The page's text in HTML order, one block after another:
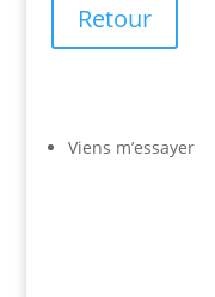
Retour
Viens m’essayer